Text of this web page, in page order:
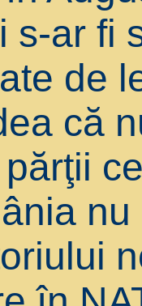
s-ar fi
de
că